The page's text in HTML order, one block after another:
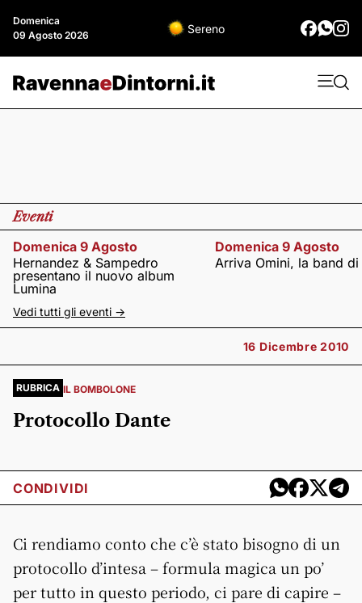
Domenica
09 Agosto 2026
Sereno
Eventi
Domenica 9 Agosto
Hernandez & Sampedro
presentano il nuovo album
Lumina
Domenica 9 Agosto
Arriva Omini, la band
Vedi tutti gli eventi ->
16 Dicembre 2010
RUBRICA IL BOMBOLONE
Protocollo Dante
CONDIVIDI
Ci rendiamo conto che c’è stato bisogno di un
protocollo d’intesa – formula magica un po’
per tutto in questo periodo, ci pare di capire –